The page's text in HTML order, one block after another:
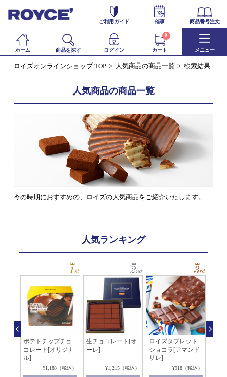
ご利用ガイド 催事 商品番号注文
ホーム 商品を探す ログイン カート
0
メニュー
ロイズオンラインショップ TOP 人気商品の商品一覧 検索結果
人気商品の商品一覧
今の時期におすすめの、ロイズの人気商品をご紹介いたします。
人気ランキング
ポテトチップチョ
コレート[オリジナ
ル]
¥1,188（税込）
生チョコレート[オ
ーレ]
¥1,215（税込）
ロイズタブレット
ショコラ[アマンド
サレ]
¥918（税込）